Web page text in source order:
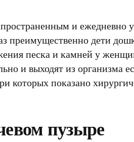
и ежедневно
преимущественно дети
песка и камней у
и выходят из организма
которых показано
пузыре